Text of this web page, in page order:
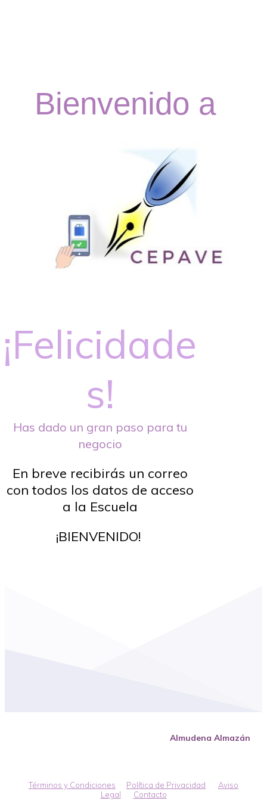
Bienvenido a
¡Felicidade
s!
Has dado un gran paso para tu
negocio
En breve recibirás un correo
con todos los datos de acceso
a la Escuela
¡BIENVENIDO!
Almudena Almazán
Términos y Condiciones Política de Privacidad
Aviso
Legal
Contacto